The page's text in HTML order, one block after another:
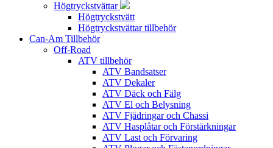
Högtryckstvättar
Högtryckstvätt
Högtryckstvättar tillbehör
Can-Am Tillbehör
Off-Road
ATV tillbehör
ATV Bandsatser
ATV Dekaler
ATV Däck och Fälg
ATV El och Belysning
ATV Fjädringar och Chassi
ATV Hasplåtar och Förstärkningar
ATV Last och Förvaring